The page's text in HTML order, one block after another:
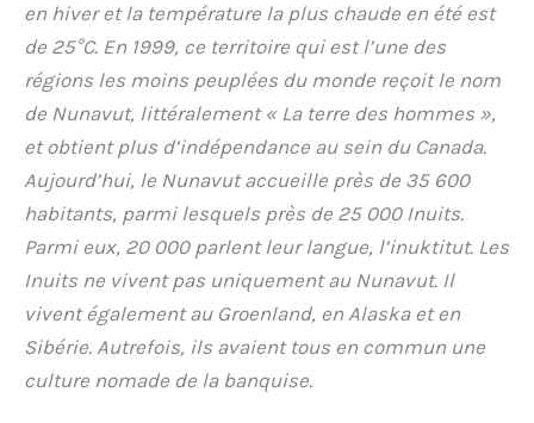
en hiver et la température la plus chaude en été est
de 25°C. En 1999, ce territoire qui est l’une des
régions les moins peuplées du monde reçoit le nom
de Nunavut, littéralement « La terre des hommes »,
et obtient plus d’indépendance au sein du Canada.
Aujourd’hui, le Nunavut accueille près de 35 600
habitants, parmi lesquels près de 25 000 Inuits.
Parmi eux, 20 000 parlent leur langue, l’inuktitut. Les
Inuits ne vivent pas uniquement au Nunavut. Il
vivent également au Groenland, en Alaska et en
Sibérie. Autrefois, ils avaient tous en commun une
culture nomade de la banquise.